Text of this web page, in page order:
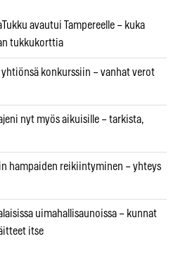
avautui Tampereelle – kuka
tukkukorttia
konkurssiin – vanhat verot
nyt myös aikuisille – tarkista,
hampaiden reikiintyminen – yhteys
uimahallisaunoissa – kunnat
itse